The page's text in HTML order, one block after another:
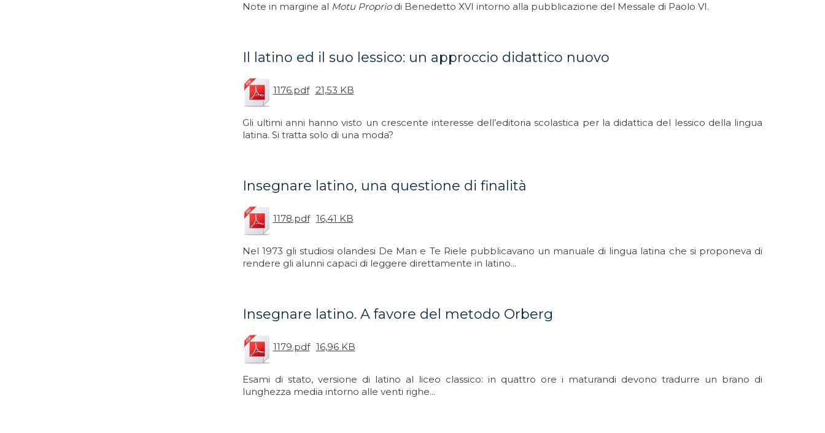
Note in margine al Motu Propriodi Benedetto XVI intorno alla pubblicazione del Messale di Paolo VI.
Il latino ed il suo lessico: un approccio didattico nuovo
1176.pdf 21,53 KB
Gli ultimi anni hanno visto un crescente interesse dell’editoria scolastica per la didattica del lessico della lingua
latina. Si tratta solo di una moda?
Insegnare latino, una questione di finalità
1178.pdf 16,41 KB
Nel 1973 gli studiosi olandesi De Man e Te Riele pubblicavano un manuale di lingua latina che si proponeva di
rendere gli alunni capaci di leggere direttamente in latino...
Insegnare latino. A favore del metodo Orberg
1179.pdf 16,96 KB
Esami di stato, versione di latino al liceo classico: in quattro ore i maturandi devono tradurre un brano di
lunghezza media intorno alle venti righe...